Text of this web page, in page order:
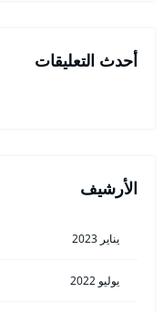
أحدث التعليقات
الأرشيف
يناير 2023
يوليو 2022